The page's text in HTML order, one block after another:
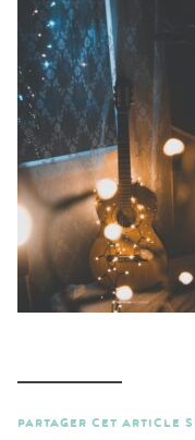
PARTAGER CET ARTICLE